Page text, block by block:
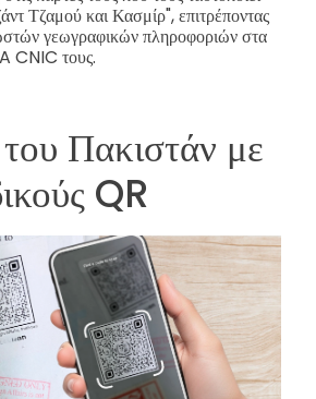
Τζαμού και Κασμίρ", επιτρέποντας
γεωγραφικών πληροφοριών στα
CNIC τους.
Πακιστάν με
QR